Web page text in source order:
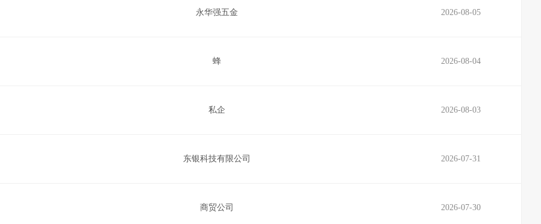
2026-08-05
永华强五金
2026-08-04
蜂
2026-08-03
私企
2026-07-31
东银科技有限公司
2026-07-30
商贸公司